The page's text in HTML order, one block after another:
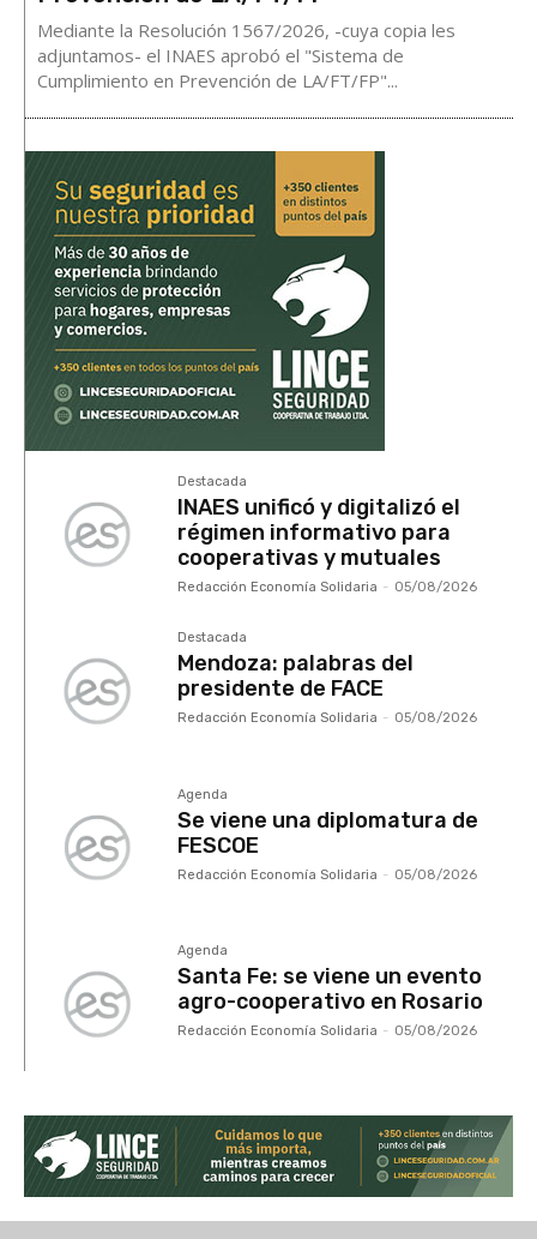
Mediante la Resolución 1567/2026, -cuya copia les
adjuntamos- el INAES aprobó el "Sistema de
Cumplimiento en Prevención de LA/FT/FP"...
Destacada
INAES unificó y digitalizó el
régimen informativo para
cooperativas y mutuales
Redacción Economía Solidaria - 05/08/2026
Destacada
Mendoza: palabras del
presidente de FACE
Redacción Economía Solidaria - 05/08/2026
Agenda
Se viene una diplomatura de
FESCOE
Redacción Economía Solidaria - 05/08/2026
Agenda
Santa Fe: se viene un evento
agro-cooperativo en Rosario
Redacción Economía Solidaria - 05/08/2026